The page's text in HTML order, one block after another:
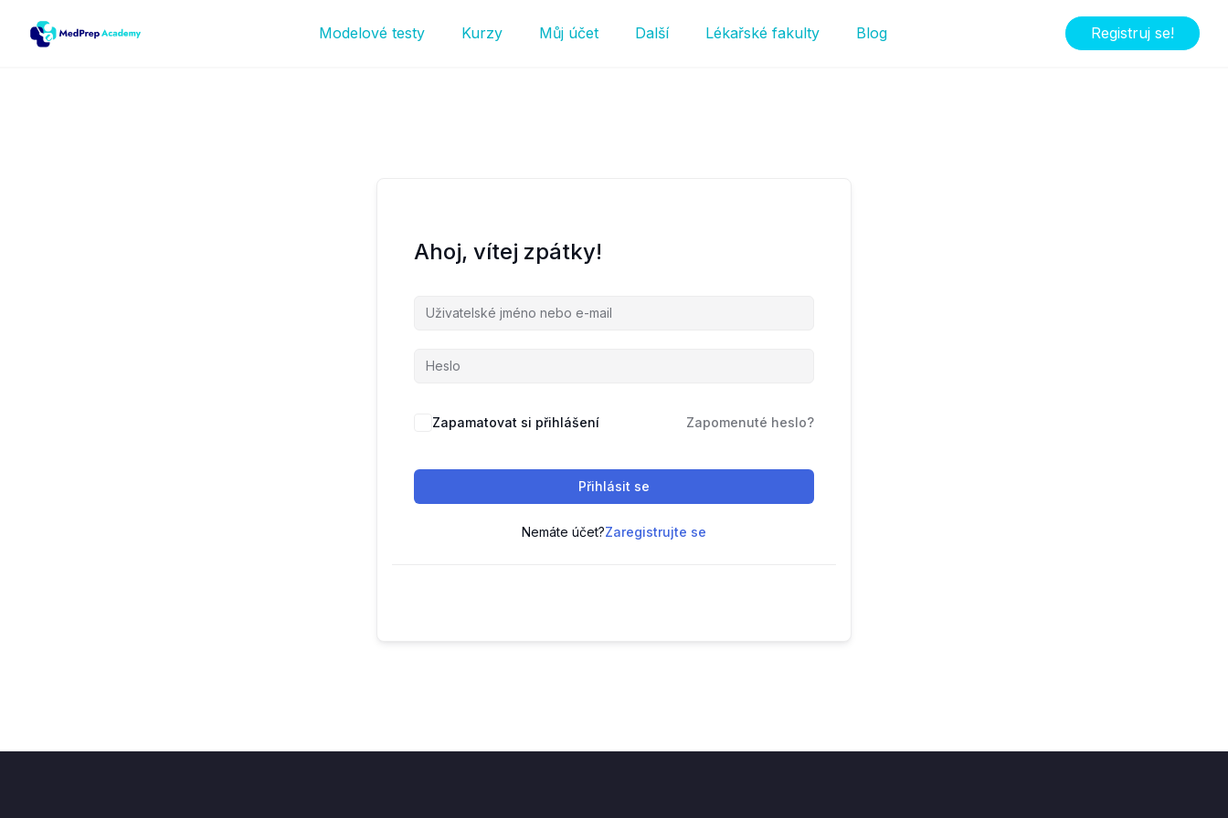
Modelové testy Kurzy Můj účet Další Lékařské fakulty Blog Registruj se!
Ahoj, vítej zpátky!
Zapamatovat si přihlášení Zapomenuté heslo?
Přihlásit se
Nemáte účet?Zaregistrujte se